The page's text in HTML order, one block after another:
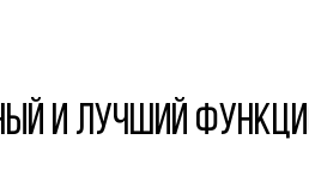
и лучший